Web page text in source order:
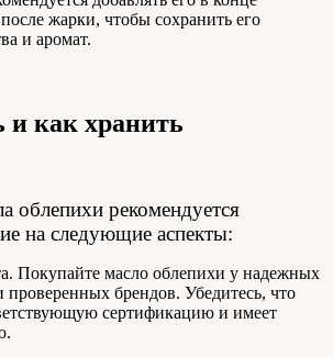
жарки, чтобы сохранить его
и аромат.
и как хранить
облепихи рекомендуется
на следующие аспекты:
Покупайте масло облепихи у надежных
проверенных брендов. Убедитесь, что
сертификацию и имеет